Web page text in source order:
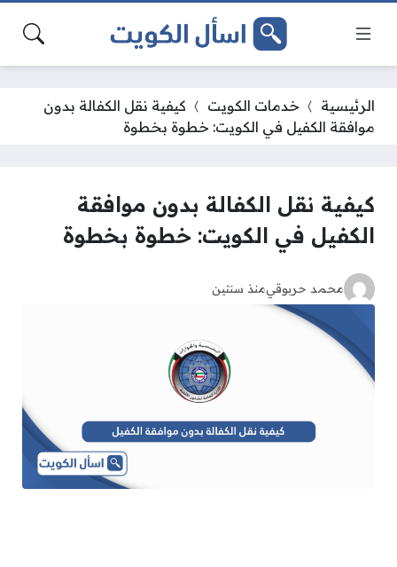
الرئيسية خدمات الكويت
كيفية نقل الكفالة بدون
موافقة الكفيل في الكويت: خطوة بخطوة
كيفية نقل الكفالة بدون موافقة
الكفيل في الكويت: خطوة بخطوة
محمد حربوقيمنذ سنتين